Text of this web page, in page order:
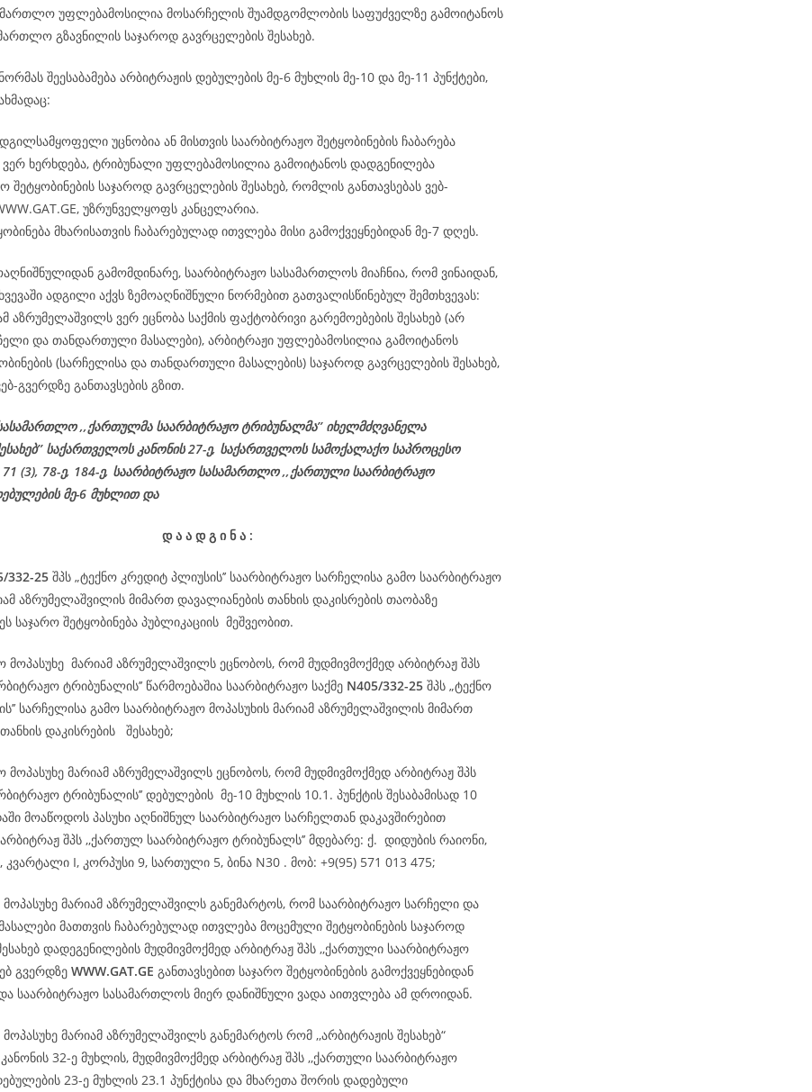
უფლებამოსილია მოსარჩელის შუამდგომლობის საფუძველზე გამოიტანოს
გზავნილის საჯაროდ გავრცელების შესახებ.
შეესაბამება არბიტრაჟის დებულების მე-6 მუხლის მე-10 და მე-11 პუნქტები,
უცნობია ან მისთვის საარბიტრაჟო შეტყობინების ჩაბარება
ვერ ხერხდება, ტრიბუნალი უფლებამოსილია გამოიტანოს დადგენილება
შეტყობინების საჯაროდ გავრცელების შესახებ, რომლის განთავსებას ვებ-
უზრუნველყოფს კანცელარია.
მხარისათვის ჩაბარებულად ითვლება მისი გამოქვეყნებიდან მე-7 დღეს.
გამომდინარე, საარბიტრაჟო სასამართლოს მიაჩნია, რომ ვინაიდან,
ადგილი აქვს ზემოაღნიშნული ნორმებით გათვალისწინებულ შემთხვევას:
აზრუმელაშვილს ვერ ეცნობა საქმის ფაქტობრივი გარემოებების შესახებ (არ
და თანდართული მასალები), არბიტრაჟი უფლებამოსილია გამოიტანოს
(სარჩელისა და თანდართული მასალების) საჯაროდ გავრცელების შესახებ,
გვერდზე განთავსების გზით.
,,ქართულმა საარბიტრაჟო ტრიბუნალმა’’ იხელმძღვანელა
საქართველოს კანონის 27-ე, საქართველოს სამოქალაქო საპროცესო
(3), 78-ე, 184-ე, საარბიტრაჟო სასამართლო ,,ქართული საარბიტრაჟო
მე-6 მუხლით და
დ ა ა დ გ ი ნ ა :
332-25 შპს „ტექნო კრედიტ პლიუსის’’ საარბიტრაჟო სარჩელისა გამო საარბიტრაჟო
აზრუმელაშვილის მიმართ დავალიანების თანხის დაკისრების თაობაზე
საჯარო შეტყობინება პუბლიკაციის მეშვეობით.
მოპასუხე მარიამ აზრუმელაშვილს ეცნობოს, რომ მუდმივმოქმედ არბიტრაჟ შპს
ტრიბუნალის’’ წარმოებაშია საარბიტრაჟო საქმე N405/332-25 შპს „ტექნო
სარჩელისა გამო საარბიტრაჟო მოპასუხის მარიამ აზრუმელაშვილის მიმართ
დაკისრების შესახებ;
მოპასუხე მარიამ აზრუმელაშვილს ეცნობოს, რომ მუდმივმოქმედ არბიტრაჟ შპს
ტრიბუნალის’’ დებულების მე-10 მუხლის 10.1. პუნქტის შესაბამისად 10
მოაწოდოს პასუხი აღნიშნულ საარბიტრაჟო სარჩელთან დაკავშირებით
შპს ,,ქართულ საარბიტრაჟო ტრიბუნალს’’ მდებარე: ქ. დიდუბის რაიონი,
კვარტალი I, კორპუსი 9, სართული 5, ბინა N30 . მობ: +9(95) 571 013 475;
მარიამ აზრუმელაშვილს განემარტოს, რომ საარბიტრაჟო სარჩელი და
მათთვის ჩაბარებულად ითვლება მოცემული შეტყობინების საჯაროდ
დადეგენილების მუდმივმოქმედ არბიტრაჟ შპს ,,ქართული საარბიტრაჟო
გვერდზე WWW.GAT.GE განთავსებით საჯარო შეტყობინების გამოქვეყნებიდან
საარბიტრაჟო სასამართლოს მიერ დანიშნული ვადა აითვლება ამ დროიდან.
მარიამ აზრუმელაშვილს განემარტოს რომ ,,არბიტრაჟის შესახებ“
32-ე მუხლის, მუდმივმოქმედ არბიტრაჟ შპს ,,ქართული საარბიტრაჟო
23-ე მუხლის 23.1 პუნქტისა და მხარეთა შორის დადებული